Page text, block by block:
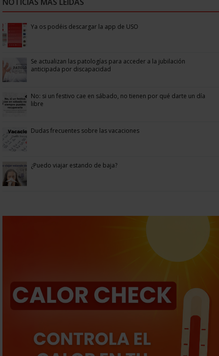
Ya os podéis descargar la app de USO
Se actualizan las patologías para acceder a la jubilación
anticipada por discapacidad
No: si un festivo cae en sábado, no tienen por qué darte un día
libre
Dudas frecuentes sobre las vacaciones
¿Puedo viajar estando de baja?